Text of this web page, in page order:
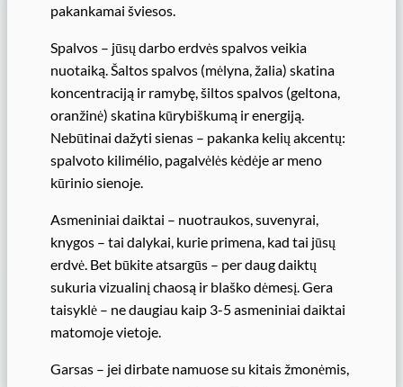
pakankamai šviesos.
Spalvos – jūsų darbo erdvės spalvos veikia
nuotaiką. Šaltos spalvos (mėlyna, žalia) skatina
koncentraciją ir ramybę, šiltos spalvos (geltona,
oranžinė) skatina kūrybiškumą ir energiją.
Nebūtinai dažyti sienas – pakanka kelių akcentų:
spalvoto kilimélio, pagalvėlės kėdėje ar meno
kūrinio sienoje.
Asmeniniai daiktai – nuotraukos, suvenyrai,
knygos – tai dalykai, kurie primena, kad tai jūsų
erdvė. Bet būkite atsargūs – per daug daiktų
sukuria vizualinį chaosą ir blaško dėmesį. Gera
taisyklė – ne daugiau kaip 3-5 asmeniniai daiktai
matomoje vietoje.
Garsas – jei dirbate namuose su kitais žmonėmis,